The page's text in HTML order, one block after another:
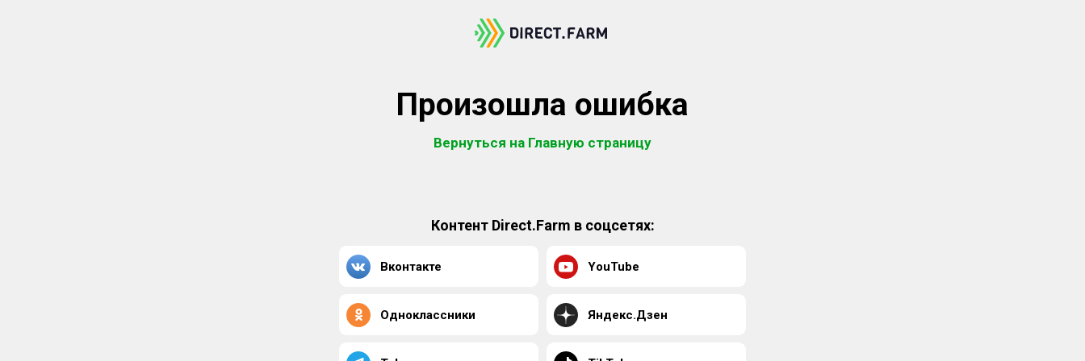
Произошла ошибка
Вернуться на Главную страницу
Контент Direct.Farm в соцсетях:
Вконтакте YouTube
Одноклассники Яндекс.Дзен